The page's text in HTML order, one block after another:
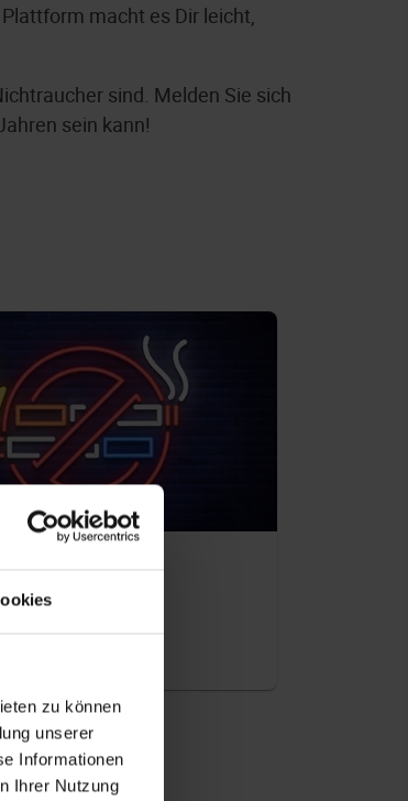
zu können
unserer
Informationen
Ihrer Nutzung
macht es Dir leicht,
sind. Melden Sie sich
sein kann!
16:00